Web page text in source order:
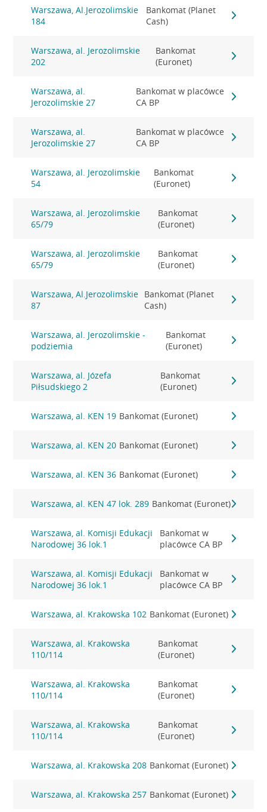
Warszawa, Al.Jerozolimskie
184
Bankomat (Planet
Cash)
Warszawa, al. Jerozolimskie
202
Bankomat
(Euronet)
Warszawa, al.
Jerozolimskie 27
Bankomat w placówce
CA BP
Warszawa, al.
Jerozolimskie 27
Bankomat w placówce
CA BP
Warszawa, al. Jerozolimskie
54
Bankomat
(Euronet)
Warszawa, al. Jerozolimskie
65/79
Bankomat
(Euronet)
Warszawa, al. Jerozolimskie
65/79
Bankomat
(Euronet)
Warszawa, Al.Jerozolimskie
87
Bankomat (Planet
Cash)
Warszawa, al. Jerozolimskie -
podziemia
Bankomat
(Euronet)
Warszawa, al. Józefa
Piłsudskiego 2
Bankomat
(Euronet)
Warszawa, al. KEN 19 Bankomat (Euronet)
Warszawa, al. KEN 20 Bankomat (Euronet)
Warszawa, al. KEN 36 Bankomat (Euronet)
Warszawa, al. KEN 47 lok. 289 Bankomat (Euronet)
Warszawa, al. Komisji Edukacji
Narodowej 36 lok.1
Bankomat w
placówce CA BP
Warszawa, al. Komisji Edukacji
Narodowej 36 lok.1
Bankomat w
placówce CA BP
Warszawa, al. Krakowska 102 Bankomat (Euronet)
Warszawa, al. Krakowska
110/114
Bankomat
(Euronet)
Warszawa, al. Krakowska
110/114
Bankomat
(Euronet)
Warszawa, al. Krakowska
110/114
Bankomat
(Euronet)
Warszawa, al. Krakowska 208 Bankomat (Euronet)
Warszawa, al. Krakowska 257 Bankomat (Euronet)